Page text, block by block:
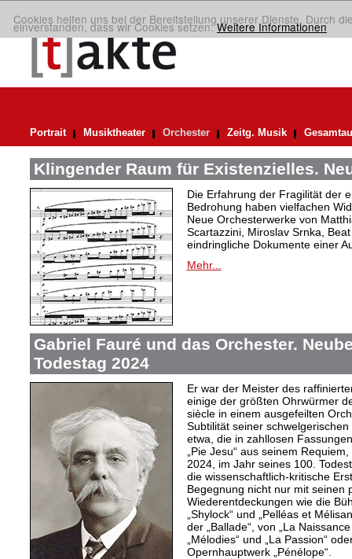
Cookies helfen uns bei der Bereitstellung unserer Dienste. Durch
einverstanden, dass wir Cookies setzen.Weitere Informationen
Portrait Musiktheater Orchester Zeitg. Musik
Klingender Raum für Existenzielles.
Die Erfahrung der Fragilität der
Bedrohung haben vielfachen
Neue Orchesterwerke von
Scartazzini, Miroslav Srnka,
eindringliche Dokumente einer
Mehr...
Gabriel Fauré und das Orchester.
Todestag 2024
Er war der Meister des
einige der größten Ohrwürmer
siècle in einem ausgefeilten
Subtilität seiner
etwa, die in zahllosen
„Pie Jesu“ aus seinem
2024, im Jahr seines 100.
die wissenschaftlich-kritische
Begegnung nicht nur mit seinen
Wiederentdeckungen wie die
„Shylock“ und „Pelléas et
der „Ballade“, von „La
„Mélodies“ und „La Passion“
Opernhauptwerk „Pénélope“.